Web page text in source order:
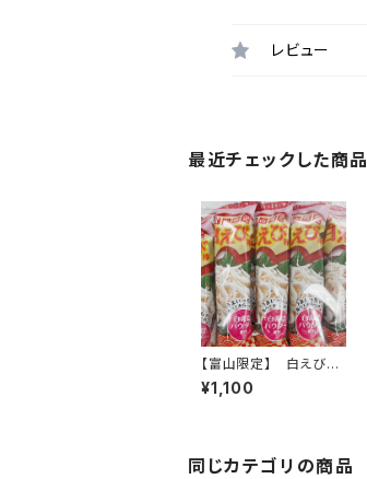
レビュー
最近チェックした商品
【富山限定】 白えび棒
(26本入り)
¥1,100
同じカテゴリの商品